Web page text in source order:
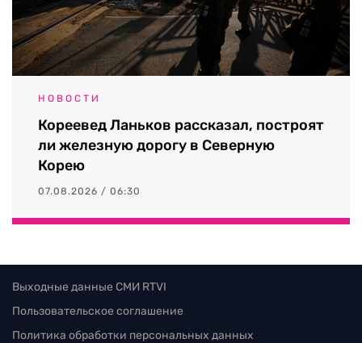
НОВОСТИ
Кореевед Ланьков рассказал, построят
ли железную дорогу в Северную
Корею
07.08.2026 / 06:30
Выходные данные СМИ RTVI
Пользовательское соглашение
Политика обработки персональных данных